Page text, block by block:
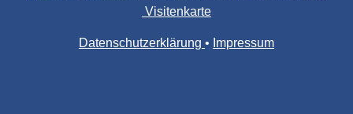
Visitenkarte
Datenschutzerklärung Impressum